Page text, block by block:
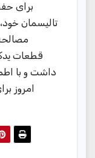
برای
تالیسمان
قطعات
داشت و با
امروز